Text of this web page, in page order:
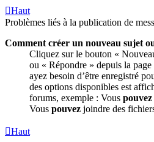
Haut
Problèmes liés à la publication de
Comment créer un nouveau sujet
Cliquez sur le bouton «
ou « Répondre » depuis la
ayez besoin d’être enregistré
des options disponibles est
forums, exemple : Vous pouvez
Vous pouvez joindre des
Haut